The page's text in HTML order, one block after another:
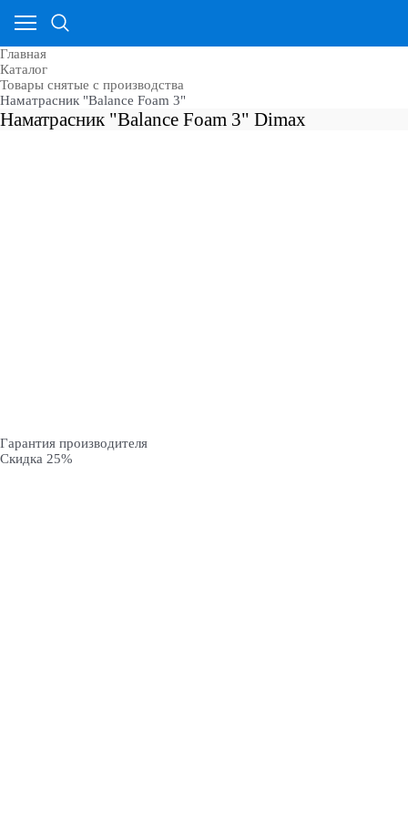
Главная
Каталог
Товары снятые с производства
Наматрасник "Balance Foam 3"
Наматрасник "Balance Foam 3" Dimax
Гарантия производителя
Скидка 25%